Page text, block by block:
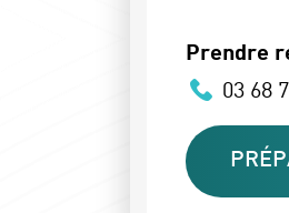
Prendre
03 68